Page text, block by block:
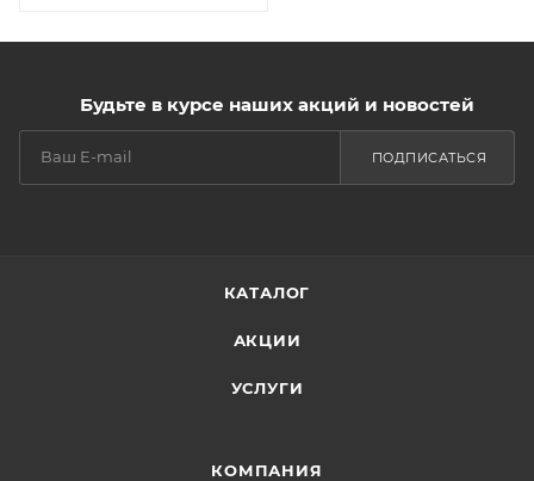
Будьте в курсе наших акций и новостей
ПОДПИСАТЬСЯ
КАТАЛОГ
АКЦИИ
УСЛУГИ
КОМПАНИЯ